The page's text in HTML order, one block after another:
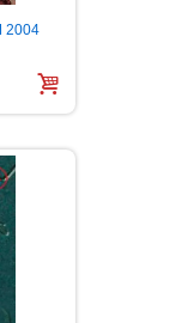
2004